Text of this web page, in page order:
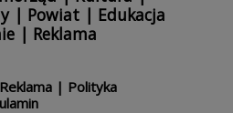
| Powiat| Edukacja
| Reklama
Reklama| Polityka